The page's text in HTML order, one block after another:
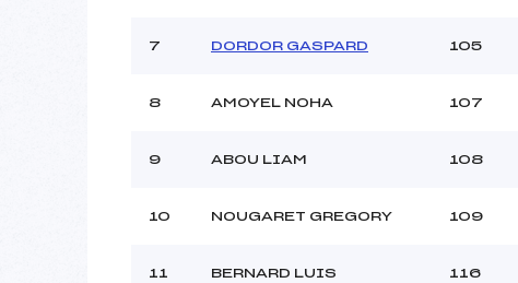
7 DORDOR GASPARD 105
8 AMOYEL NOHA 107
9 ABOU LIAM 108
10 NOUGARET GREGORY 109
11 BERNARD LUIS 116